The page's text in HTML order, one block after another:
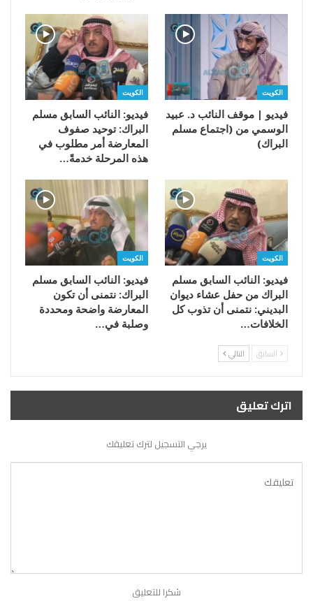
الكويت
فيديو | موقف النائب د. عبيد
الوسمي من (اجتماع مسلم
البراك)
الكويت
فيديو: النائب السابق مسلم
البراك: توحيد صفوف
المعارضة أمر مطلوب في
هذه المرحلة خدمةً…
الكويت
فيديو: النائب السابق مسلم
البراك من حفل عشاء ديوان
البديني: نتمنى أن تذوب كل
الخلافات…
الكويت
فيديو: النائب السابق مسلم
البراك: نتمنى أن تكون
المعارضة واضحة ومحددة
وصلبة في…
السابق التالي
اترك تعليق
يرجي التسجيل لترك تعليقك
شكرا للتعليق